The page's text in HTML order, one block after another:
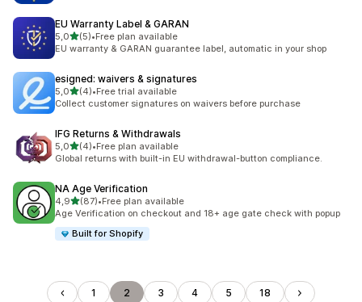
EU Warranty Label & GARAN
5,0/ 5 tähteä
(5)
5 arvostelua yhteensä
•Free plan available
EU warranty & GARAN guarantee label, automatic in your shop
esigned: waivers & signatures
5,0/ 5 tähteä
(4)
4 arvostelua yhteensä
•Free trial available
Collect customer signatures on waivers before purchase
IFG Returns & Withdrawals
5,0/ 5 tähteä
(4)
4 arvostelua yhteensä
•Free plan available
Global returns with built-in EU withdrawal-button compliance.
NA Age Verification
4,9/ 5 tähteä
(87)
87 arvostelua yhteensä
•Free plan available
Age Verification on checkout and 18+ age gate check with popup
Built for Shopify
1 2 3 4 5 18